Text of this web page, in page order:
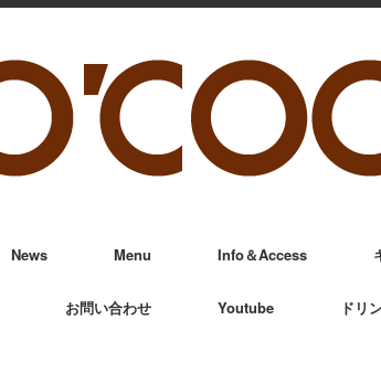
News Menu Info＆Access
お問い合わせ Youtube ドリ